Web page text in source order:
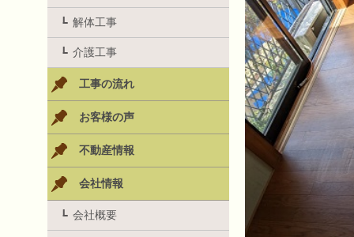
解体工事
介護工事
工事の流れ
お客様の声
不動産情報
会社情報
会社概要